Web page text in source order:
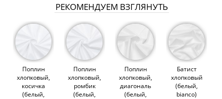
РЕКОМЕНДУЕМ ВЗГЛЯНУТЬ
Поплин
хлопковый,
косичка
(белый,
Поплин
хлопковый,
ромбик
(белый,
Поплин
хлопковый,
диагональ
(белый,
Батист
хлопковый
(белый,
bianco)